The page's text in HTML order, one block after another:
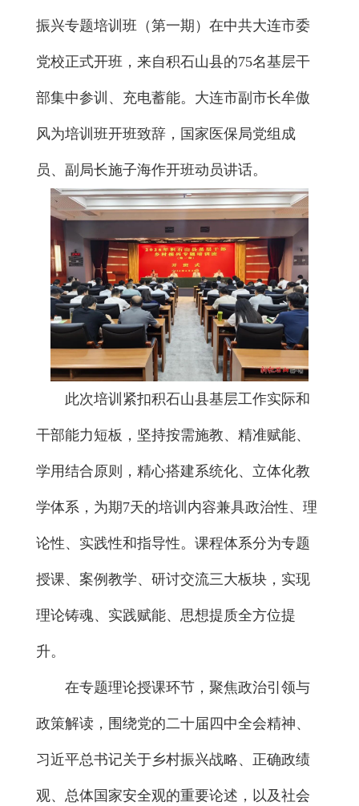
振兴专题培训班（第一期）在中共大连市委
党校正式开班，来自积石山县的75名基层干
部集中参训、充电蓄能。大连市副市长牟傲
风为培训班开班致辞，国家医保局党组成
员、副局长施子海作开班动员讲话。
此次培训紧扣积石山县基层工作实际和
干部能力短板，坚持按需施教、精准赋能、
学用结合原则，精心搭建系统化、立体化教
学体系，为期7天的培训内容兼具政治性、理
论性、实践性和指导性。课程体系分为专题
授课、案例教学、研讨交流三大板块，实现
理论铸魂、实践赋能、思想提质全方位提
升。
在专题理论授课环节，聚焦政治引领与
政策解读，围绕党的二十届四中全会精神、
习近平总书记关于乡村振兴战略、正确政绩
观、总体国家安全观的重要论述，以及社会